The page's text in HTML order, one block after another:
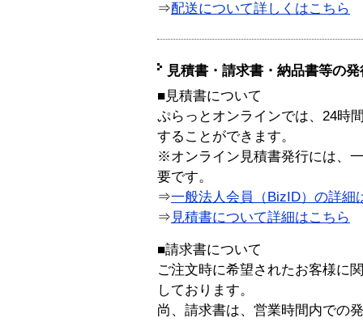
⇒配送について詳しくはこちら
見積書・請求書・納品書等の
■見積書について
ぷらっとオンラインでは、24時
することができます。
※オンライン見積書発行には、
要です。
⇒一般法人会員（BizID）の詳細
⇒ 見積書について詳細はこちら
■請求書について
ご注文時に希望されたお客様に
しております。
尚、請求書は、営業時間内での